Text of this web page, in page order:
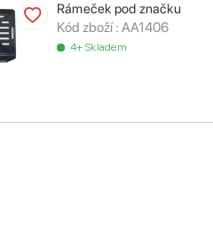
Rámeček pod značku
Kód zboží : AA1406
4+ Skladem